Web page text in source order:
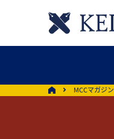
MCCマガジン